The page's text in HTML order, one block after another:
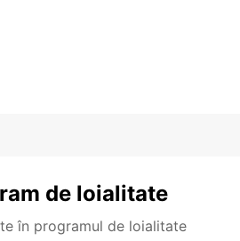
de loialitate
în programul de loialitate